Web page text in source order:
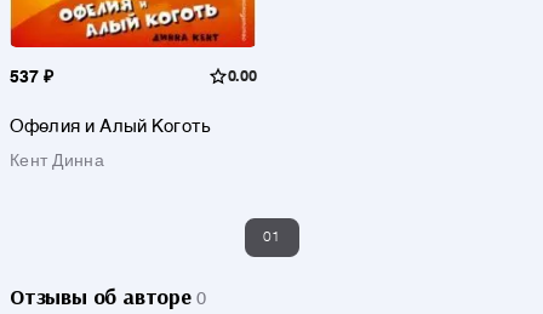
537 ₽ 0.00
Офелия и Алый Коготь
Кент Динна
01
Отзывы об авторе 0